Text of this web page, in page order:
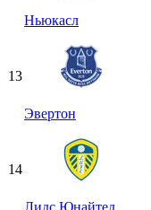
Ньюкасл
13
Эвертон
14